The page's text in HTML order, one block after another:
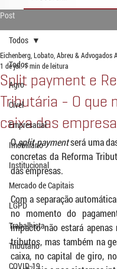
Post
Todos
Agro
Cível
Empresarial
Imobiliário
Institucional
Mercado de Capitais
LGPD
Trabalhista
Tributário
COVID-19
Todos
Split payment e
Tributária - O que
caixa das
Eichenberg, Lobato, Abreu & Advogados
1 de jul.1 min de leitura
O split payment será uma
concretas da Reforma
das empresas.
Com a separação
no momento do
impacto não estará apenas
tributos, mas também na
caixa, no capital de giro,